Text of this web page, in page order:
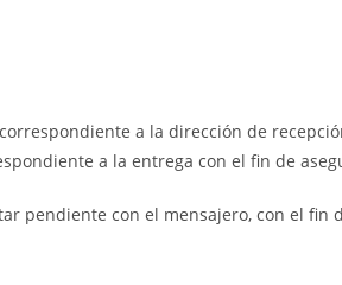
a la dirección de
a la entrega con el fin de
pendiente con el mensajero, con el